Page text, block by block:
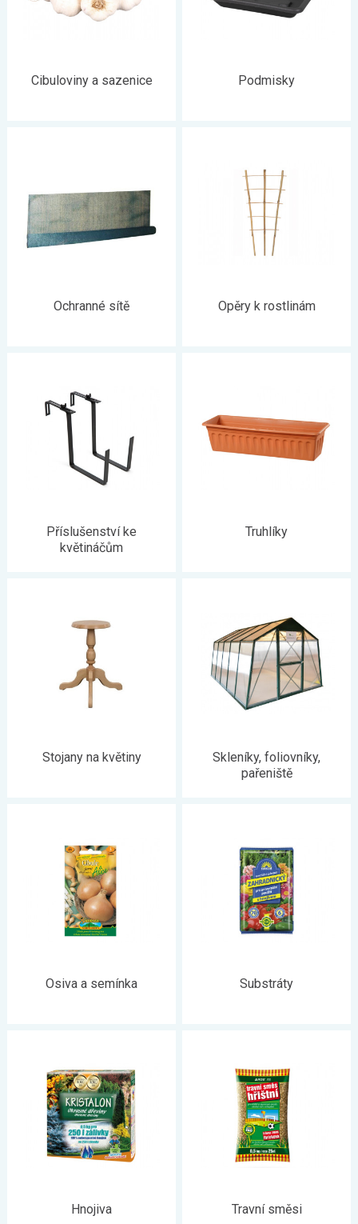
Cibuloviny a sazenice Podmisky
Ochranné sítě Opěry k rostlinám
Příslušenství ke
květináčům
Truhlíky
Stojany na květiny
Skleníky, foliovníky,
pařeniště
Osiva a semínka Substráty
Hnojiva Travní směsi